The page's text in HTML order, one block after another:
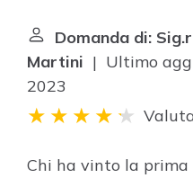
Domanda di:
Martini | Ultimo
2023
Chi ha vinto la